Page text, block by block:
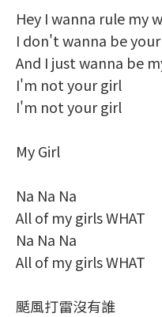
Hey I wanna rule my
I don't wanna be
And I just wanna be
I'm not your girl
I'm not your girl
My Girl
Na Na Na
All of my girls WHAT
Na Na Na
All of my girls WHAT
颳風打雷沒有誰